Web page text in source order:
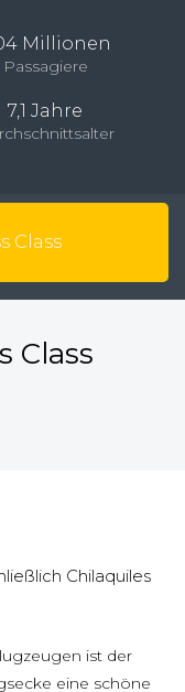
Millionen
Passagiere
7,1 Jahre
Class
Class
Chilaquiles
ist der
eine schöne